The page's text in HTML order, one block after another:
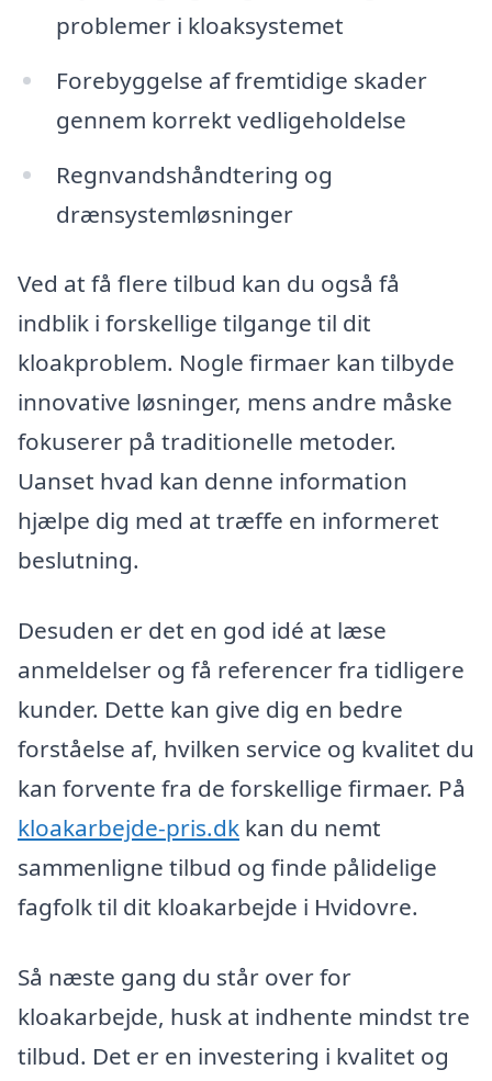
problemer i kloaksystemet
Forebyggelse af fremtidige skader
gennem korrekt vedligeholdelse
Regnvandshåndtering og
drænsystemløsninger
Ved at få flere tilbud kan du også få
indblik i forskellige tilgange til dit
kloakproblem. Nogle firmaer kan tilbyde
innovative løsninger, mens andre måske
fokuserer på traditionelle metoder.
Uanset hvad kan denne information
hjælpe dig med at træffe en informeret
beslutning.
Desuden er det en god idé at læse
anmeldelser og få referencer fra tidligere
kunder. Dette kan give dig en bedre
forståelse af, hvilken service og kvalitet du
kan forvente fra de forskellige firmaer. På
kloakarbejde-pris.dk kan du nemt
sammenligne tilbud og finde pålidelige
fagfolk til dit kloakarbejde i Hvidovre.
Så næste gang du står over for
kloakarbejde, husk at indhente mindst tre
tilbud. Det er en investering i kvalitet og